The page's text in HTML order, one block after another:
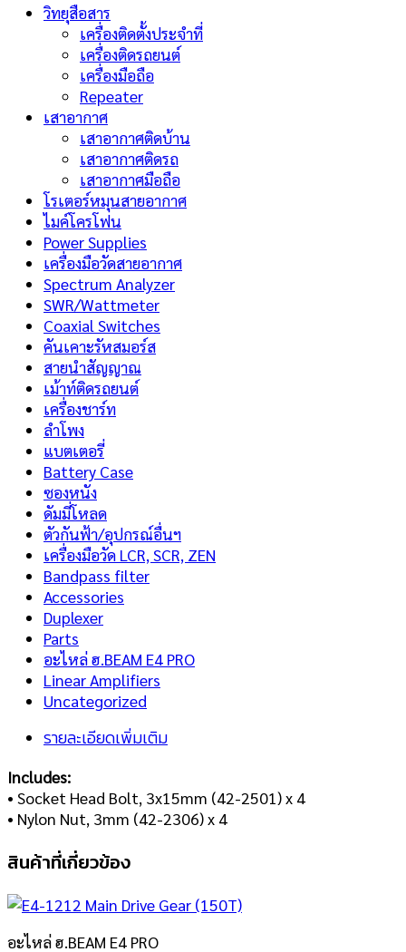
วิทยุสือสาร
เครื่องติดตั้งประจำที่
เครื่องติดรถยนต์
เครื่องมือถือ
Repeater
เสาอากาศ
เสาอากาศติดบ้าน
เสาอากาศติดรถ
เสาอากาศมือถือ
โรเตอร์หมุนสายอากาศ
ไมค์โครโฟน
Power Supplies
เครื่องมือวัดสายอากาศ
Spectrum Analyzer
SWR/Wattmeter
Coaxial Switches
คันเคาะรัหสมอร์ส
สายนำสัญญาณ
เม้าท์ติดรถยนต์
เครื่องชาร์ท
ลำโพง
แบตเตอรี่
Battery Case
ซองหนัง
ดัมมี่โหลด
ตัวกันฟ้า/อุปกรณ์อื่นฯ
เครื่องมือวัด LCR, SCR, ZEN
Bandpass filter
Accessories
Duplexer
Parts
อะไหล่ ฮ.BEAM E4 PRO
Linear Amplifiers
Uncategorized
รายละเอียดเพิ่มเติม
Includes:
• Socket Head Bolt, 3x15mm (42-2501) x 4
• Nylon Nut, 3mm (42-2306) x 4
สินค้าที่เกี่ยวข้อง
อะไหล่ ฮ.BEAM E4 PRO